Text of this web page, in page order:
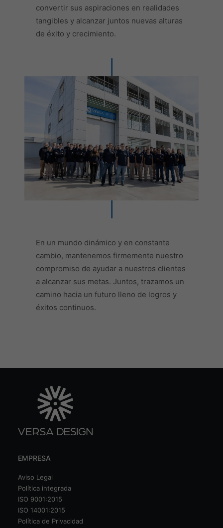
convertir sus aspiraciones en realidades
tangibles y alcanzar juntos nuevas alturas
de éxito y crecimiento.
En un mundo dinámico y en constante
cambio, mantenemos firmemente nuestro
compromiso de ayudar a nuestros clientes
a alcanzar sus metas. Juntos, trazamos un
camino hacia un futuro lleno de logros y
éxitos continuos.
EMPRESA
Aviso Legal
Política integrada
ISO 9001:2015
ISO 14001:2015
Política de Privacidad